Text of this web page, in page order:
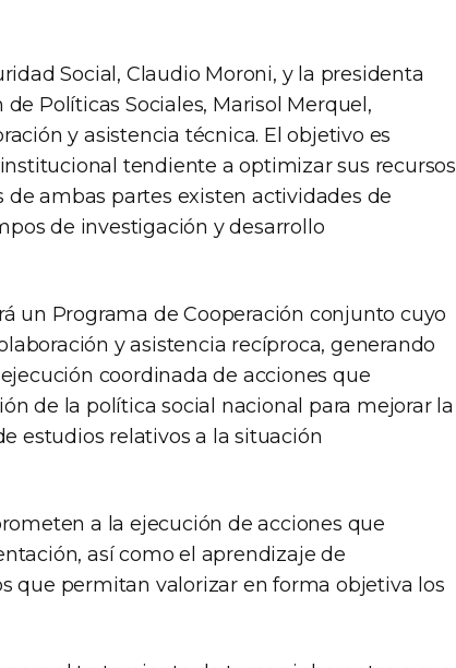
Social, Claudio Moroni, y la presidenta
Políticas Sociales, Marisol Merquel,
y asistencia técnica. El objetivo es
tendiente a optimizar sus recursos
ambas partes existen actividades de
de investigación y desarrollo
un Programa de Cooperación conjunto cuyo
y asistencia recíproca, generando
coordinada de acciones que
de la política social nacional para mejorar la
estudios relativos a la situación
a la ejecución de acciones que
así como el aprendizaje de
que permitan valorizar en forma objetiva los